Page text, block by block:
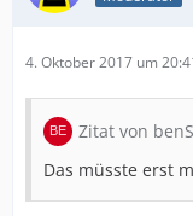
4. Oktober 2017 um
Zitat von
Das müsste erst